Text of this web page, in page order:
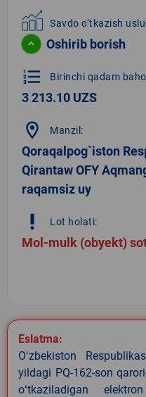
Savdo o‘tkazish
Oshirib borish
format_list_numbered Birinchi qadam
3 213.10 UZS
location_on Manzil:
Qoraqalpog`iston
Qirantaw OFY
raqamsiz uy
priority_high Lot holati:
Mol-mulk (obyekt)
Eslatma:
Oʻzbekiston
yildagi PQ-162-son
oʻtkaziladigan